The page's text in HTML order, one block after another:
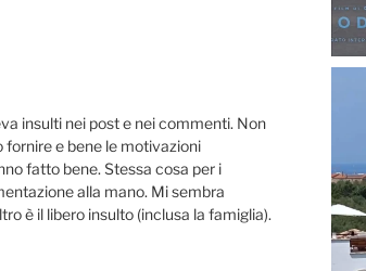
insulti nei post e nei commenti. Non
fornire e bene le motivazioni
fatto bene. Stessa cosa per i
alla mano. Mi sembra
è il libero insulto (inclusa la famiglia).